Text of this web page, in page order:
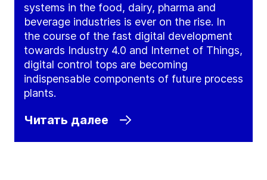
systems in the food, dairy, pharma and
beverage industries is ever on the rise. In
the course of the fast digital development
towards Industry 4.0 and Internet of Things,
digital control tops are becoming
indispensable components of future process
plants.
Читать далее